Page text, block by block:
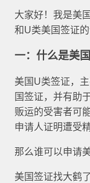
大家好！我是美
和U类美国签证
一：什么是美
美国U类签证，
国签证，并有助
贩运的受害者可
申请人证明遭受
那么谁可以申请
美国签证找大鹤